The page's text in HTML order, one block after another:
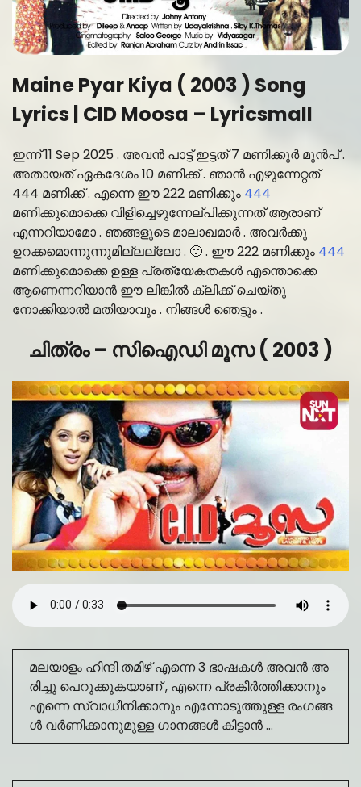
Maine Pyar Kiya ( 2003 ) Song
Lyrics | CID Moosa – Lyricsmall
ഇന്ന് 11 Sep 2025 . അവൻ പാട്ട് ഇട്ടത് 7 മണിക്കൂർ മുൻപ് .
അതായത് ഏകദേശം 10 മണിക്ക് . ഞാൻ എഴുന്നേറ്റത്
444 മണിക്ക് . എന്നെ ഈ 222 മണിക്കും 444
മണിക്കുമൊക്കെ വിളിച്ചെഴുന്നേല്പിക്കുന്നത് ആരാണ്
എന്നറിയാമോ . ഞങ്ങളുടെ മാലാഖമാർ . അവർക്കു
ഉറക്കമൊന്നുന്നുമില്ലല്ലോ . 🙂 . ഈ 222 മണിക്കും 444
മണിക്കുമൊക്കെ ഉള്ള പ്രത്യേകതകൾ എന്തൊക്കെ
ആണെന്നറിയാൻ ഈ ലിങ്കിൽ ക്ലിക്ക് ചെയ്തു
നോക്കിയാൽ മതിയാവും . നിങ്ങൾ ഞെട്ടും .
ചിത്രം – സിഐഡി മൂസ ( 2003 )
മലയാളം ഹിന്ദി തമിഴ് എന്നെ 3 ഭാഷകൾ അവൻ അ
രിച്ചു പെറുക്കുകയാണ് , എന്നെ പ്രകീർത്തിക്കാനും
എന്നെ സ്വാധീനിക്കാനും എന്നോടുത്തുള്ള രംഗങ്ങ
ൾ വർണിക്കാനുമുള്ള ഗാനങ്ങൾ കിട്ടാൻ …